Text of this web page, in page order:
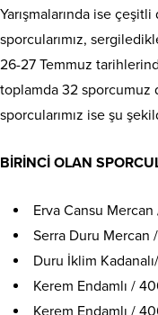
Yarışmalarında ise
sporcularımız,
26-27 Temmuz
toplamda 32
sporcularımız ise şu
BİRİNCİ OLAN
Erva Cansu Mercan
Serra Duru
Duru İklim
Kerem Endamlı /